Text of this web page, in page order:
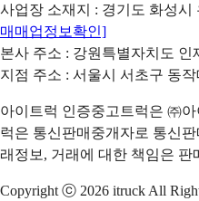
사업장 소재지 : 경기도 화성시
매매업정보확인]
본사 주소 : 강원특별자치도 인
지점 주소 : 서울시 서초구 동
아이트럭 인증중고트럭은 ㈜
럭은 통신판매중개자로 통신
래정보, 거래에 대한 책임은 판
Copyright ⓒ 2026 itruck All